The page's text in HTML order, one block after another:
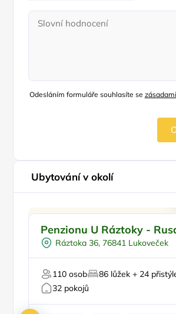
Odesláním formuláře souhlasíte se
Ubytování v okolí
Plná penze
Pro sportovce
Pro milovníky přírody
Firemní akce/teambuilding
Penzionu U Ráztoky -
Ráztoka 36, 76841 Lukoveček
110 osob
86 lůžek + 24
32 pokojů